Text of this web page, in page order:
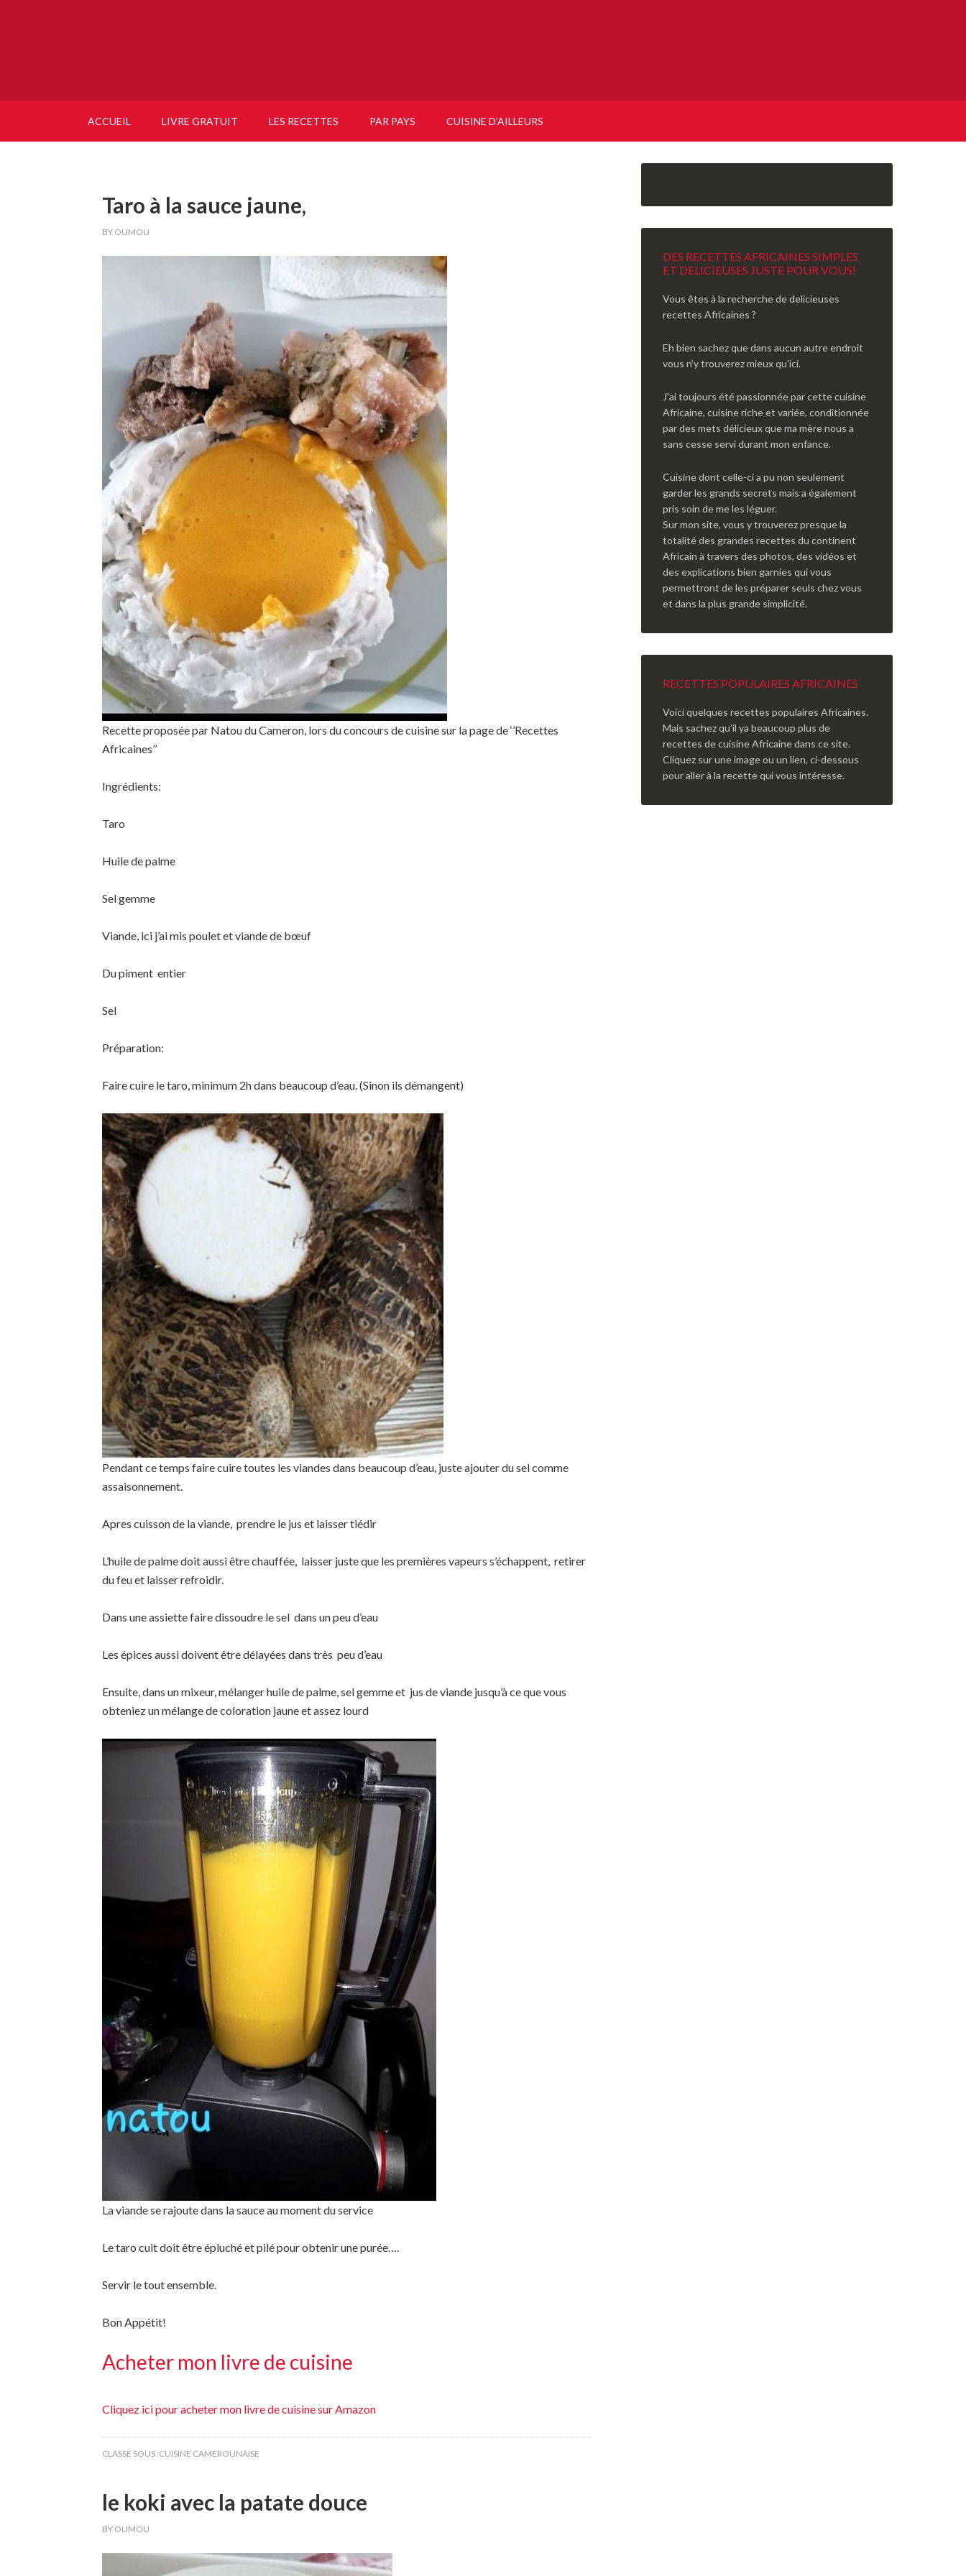
ACCUEIL LIVRE GRATUIT LES RECETTES PAR PAYS CUISINE D’AILLEURS
Taro à la sauce jaune,
BY OUMOU
Recette proposée par Natou du Cameron, lors du concours de cuisine sur la page de ‘’Recettes
Africaines’’
Ingrédients:
Taro
Huile de palme
Sel gemme
Viande, ici j’ai mis poulet et viande de bœuf
Du piment entier
Sel
Préparation:
Faire cuire le taro, minimum 2h dans beaucoup d’eau. (Sinon ils démangent)
Pendant ce temps faire cuire toutes les viandes dans beaucoup d’eau, juste ajouter du sel comme
assaisonnement.
Apres cuisson de la viande, prendre le jus et laisser tiédir
L’huile de palme doit aussi être chauffée, laisser juste que les premières vapeurs s’échappent, retirer
du feu et laisser refroidir.
Dans une assiette faire dissoudre le sel dans un peu d’eau
Les épices aussi doivent être délayées dans très peu d’eau
Ensuite, dans un mixeur, mélanger huile de palme, sel gemme et jus de viande jusqu’à ce que vous
obteniez un mélange de coloration jaune et assez lourd
La viande se rajoute dans la sauce au moment du service
Le taro cuit doit être épluché et pilé pour obtenir une purée….
Servir le tout ensemble.
Bon Appétit!
Acheter mon livre de cuisine
Cliquez ici pour acheter mon livre de cuisine sur Amazon
CLASSÉ SOUS :CUISINE CAMEROUNAISE
le koki avec la patate douce
BY OUMOU
DES RECETTES AFRICAINES SIMPLES
ET DELICIEUSES JUSTE POUR VOUS!
Vous êtes à la recherche de delicieuses
recettes Africaines ?
Eh bien sachez que dans aucun autre endroit
vous n’y trouverez mieux qu'ici.
J'ai toujours été passionnée par cette cuisine
Africaine, cuisine riche et variée, conditionnée
par des mets délicieux que ma mère nous a
sans cesse servi durant mon enfance.
Cuisine dont celle-ci a pu non seulement
garder les grands secrets mais a également
pris soin de me les léguer.
Sur mon site, vous y trouverez presque la
totalité des grandes recettes du continent
Africain à travers des photos, des vidéos et
des explications bien garnies qui vous
permettront de les préparer seuls chez vous
et dans la plus grande simplicité.
RECETTES POPULAIRES AFRICAINES
Voici quelques recettes populaires Africaines.
Mais sachez qu’il ya beaucoup plus de
recettes de cuisine Africaine dans ce site.
Cliquez sur une image ou un lien, ci-dessous
pour aller à la recette qui vous intéresse.